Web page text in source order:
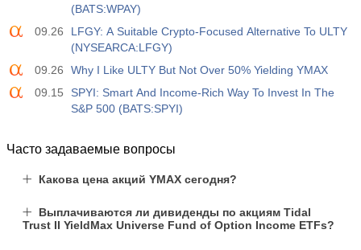
(BATS:WPAY)
09.26
LFGY: A Suitable Crypto-Focused Alternative To ULTY
(NYSEARCA:LFGY)
09.26
Why I Like ULTY But Not Over 50% Yielding YMAX
09.15
SPYI: Smart And Income-Rich Way To Invest In The
S&P 500 (BATS:SPYI)
Часто задаваемые вопросы
Какова цена акций YMAX сегодня?
Выплачиваются ли дивиденды по акциям Tidal
Trust II YieldMax Universe Fund of Option Income ETFs?